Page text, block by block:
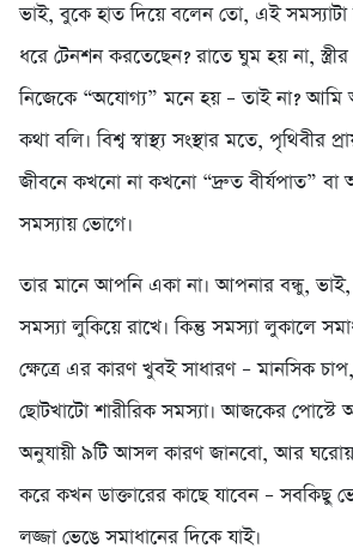
ভাই, বুকে হাত দিয়ে বলেন তো, এই
ধরে টেনশন করতেছেন? রাতে ঘুম হয় না,
নিজেকে “অযোগ্য” মনে হয় – তাই না?
কথা বলি। বিশ্ব স্বাস্থ্য সংস্থার মতে,
জীবনে কখনো না কখনো “দ্রুত বীর্যপাত” বা
সমস্যায় ভোগে।
তার মানে আপনি একা না। আপনার বন্ধু,
সমস্যা লুকিয়ে রাখে। কিন্তু সমস্যা লুকালে
ক্ষেত্রে এর কারণ খুবই সাধারণ – মানসিক
ছোটখাটো শারীরিক সমস্যা। আজকের পোস্টে
অনুযায়ী ৯টি আসল কারণ জানবো, আর
করে কখন ডাক্তারের কাছে যাবেন – সবকিছু
লজ্জা ভেঙে সমাধানের দিকে যাই।